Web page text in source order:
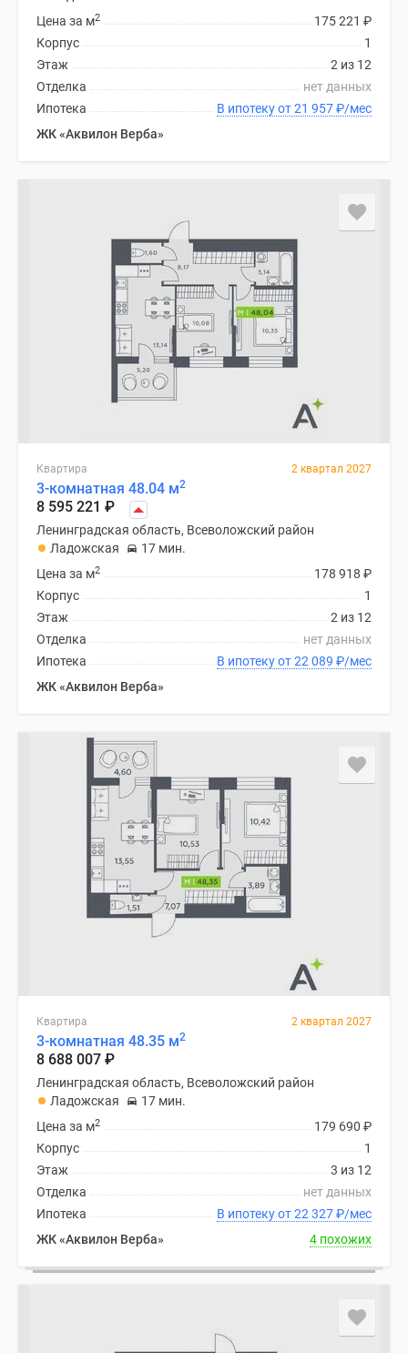
175 221 ₽
Цена за м2
1
Корпус
2 из 12
Этаж
нет данных
Отделка
В ипотеку от 21 957₽/мес
Ипотека
ЖК «Аквилон Верба»
Квартира 2 квартал 2027
3-комнатная 48.04 м2
8 595 221 ₽
Ленинградская область, Всеволожский район
Ладожская
17 мин.
178 918 ₽
Цена за м2
1
Корпус
2 из 12
Этаж
нет данных
Отделка
В ипотеку от 22 089 ₽/мес
Ипотека
ЖК «Аквилон Верба»
Квартира 2 квартал 2027
3-комнатная 48.35 м2
8 688 007 ₽
Ленинградская область, Всеволожский район
Ладожская
17 мин.
179 690 ₽
Цена за м2
1
Корпус
3 из 12
Этаж
нет данных
Отделка
В ипотеку от 22 327₽/мес
Ипотека
ЖК «Аквилон Верба»
4 похожих